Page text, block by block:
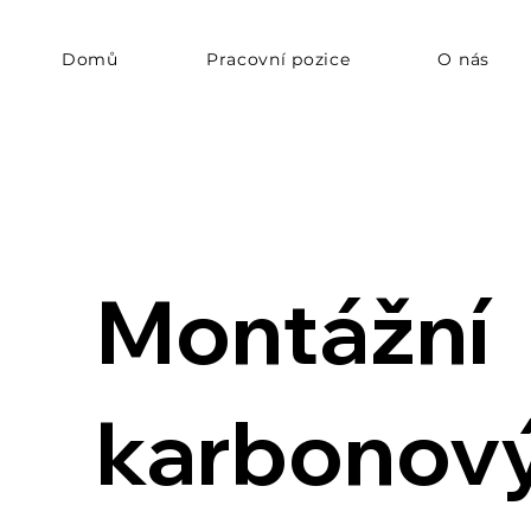
Domů Pracovní pozice O nás
Montážní